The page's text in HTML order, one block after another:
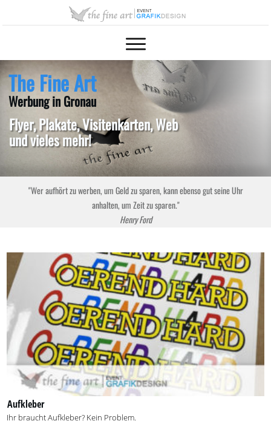
The Fine Art
Werbung in Gronau
Flyer, Plakate, Visitenkarten, Web
und vieles mehr!
"Wer aufhört zu werben, um Geld zu sparen, kann ebenso gut seine Uhr
anhalten, um Zeit zu sparen."
Henry Ford
Aufkleber
Ihr braucht Aufkleber? Kein Problem.